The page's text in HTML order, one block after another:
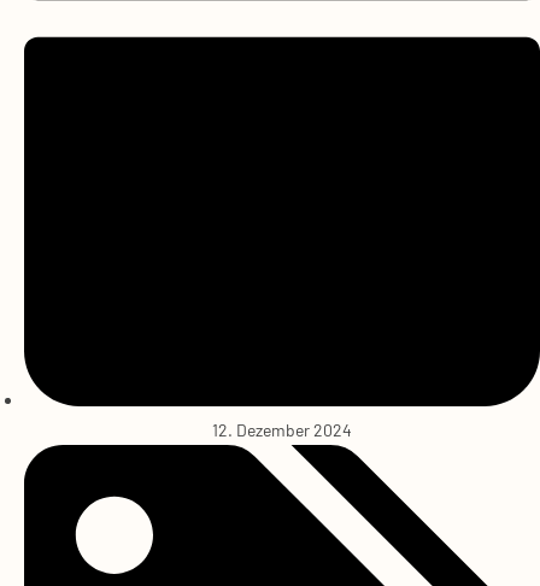
12. Dezember 2024